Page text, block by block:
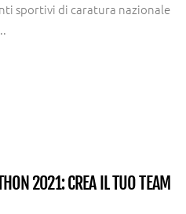
sportivi di caratura nazionale
2021: CREA IL TUO TEAM